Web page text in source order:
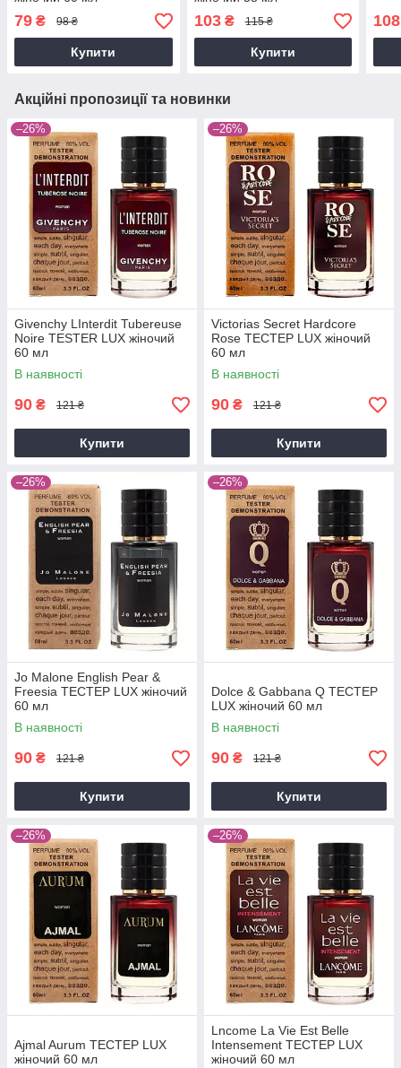
79 ₴ 98 ₴
Купити
103₴ 115 ₴
Купити
108
Акційні пропозиції та новинки
–26%
Givenchy LInterdit Tubereuse
Noire TESTER LUX жіночий
60 мл
В наявності
90 ₴ 121 ₴
Купити
–26%
Victorias Secret Hardcore
Rose ТЕСТЕР LUX жіночий
60 мл
В наявності
90 ₴ 121 ₴
Купити
–26%
Jo Malone English Pear &
Freesia ТЕСТЕР LUX жіночий
60 мл
В наявності
90 ₴ 121 ₴
Купити
–26%
Dolce & Gabbana Q ТЕСТЕР
LUX жіночий 60 мл
В наявності
90 ₴ 121 ₴
Купити
–26%
Ajmal Aurum ТЕСТЕР LUX
жіночий 60 мл
–26%
Lncome La Vie Est Belle
Intensement ТЕСТЕР LUX
жіночий 60 мл